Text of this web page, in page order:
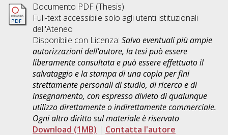
Documento PDF (Thesis)
Full-text accessibile solo agli utenti istituzionali
dell'Ateneo
Disponibile con Licenza: Salvo eventuali più ampie
autorizzazioni dell'autore, la tesi può essere
liberamente consultata e può essere effettuato il
salvataggio e la stampa di una copia per fini
strettamente personali di studio, di ricerca e di
insegnamento, con espresso divieto di qualunque
utilizzo direttamente o indirettamente commerciale.
Ogni altro diritto sul materiale è riservato
Download (1MB) | Contatta l'autore